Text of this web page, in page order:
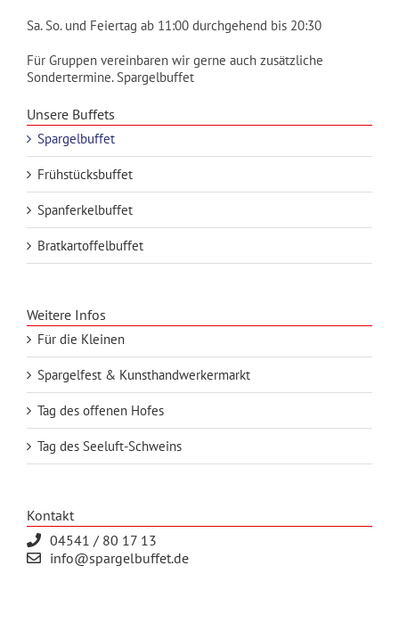
Sa. So. und Feiertag ab 11:00 durchgehend bis 20:30
Für Gruppen vereinbaren wir gerne auch zusätzliche
Sondertermine. Spargelbuffet
Unsere Buffets
Spargelbuffet
Frühstücksbuffet
Spanferkelbuffet
Bratkartoffelbuffet
Weitere Infos
Für die Kleinen
Spargelfest & Kunsthandwerkermarkt
Tag des offenen Hofes
Tag des Seeluft-Schweins
Kontakt
04541 / 80 17 13
info@spargelbuffet.de